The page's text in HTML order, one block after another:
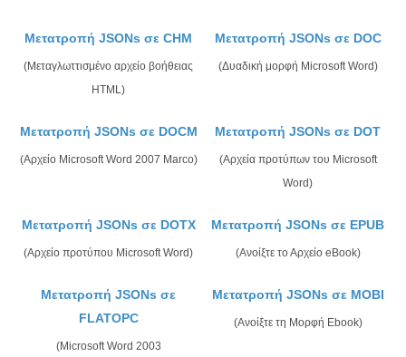
Μετατροπή JSONs σε CHM
(Μεταγλωττισμένο αρχείο βοήθειας
HTML)
Μετατροπή JSONs σε DOC
(Δυαδική μορφή Microsoft Word)
Μετατροπή JSONs σε DOCM
(Αρχείο Microsoft Word 2007 Marco)
Μετατροπή JSONs σε DOT
(Αρχεία προτύπων του Microsoft
Word)
Μετατροπή JSONs σε DOTX
(Αρχείο προτύπου Microsoft Word)
Μετατροπή JSONs σε EPUB
(Ανοίξτε το Αρχείο eBook)
Μετατροπή JSONs σε
FLATOPC
(Microsoft Word 2003
Μετατροπή JSONs σε MOBI
(Ανοίξτε τη Μορφή Ebook)